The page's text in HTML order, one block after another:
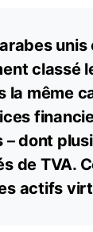
unis
classé
la même
dont
de TVA.
actifs